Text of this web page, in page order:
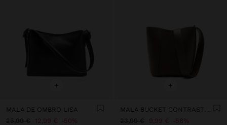
+
MALA DE OMBRO LISA
25,99 €
12,99 € 50%
+
23,99 €
9,99 € 58%